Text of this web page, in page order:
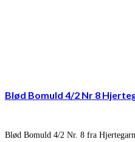
Blød Bomuld 4/2 Nr 8
Blød Bomuld 4/2 Nr. 8 fra